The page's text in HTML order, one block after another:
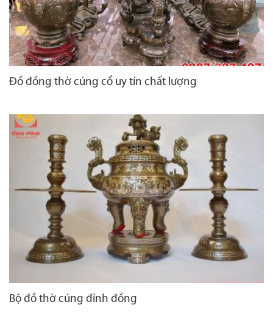
Đồ đồng thờ cúng cổ uy tín chất lượng
Bộ đồ thờ cúng đỉnh đồng